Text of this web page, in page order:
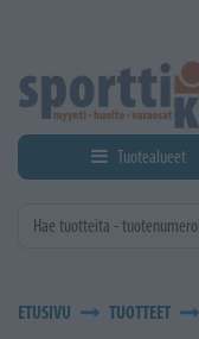
Tuotealueet
ETUSIVU TUOTTEET